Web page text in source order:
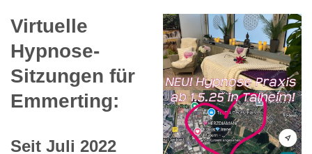
Virtuelle
Hypnose-
Sitzungen für
Emmerting:
Seit Juli 2022